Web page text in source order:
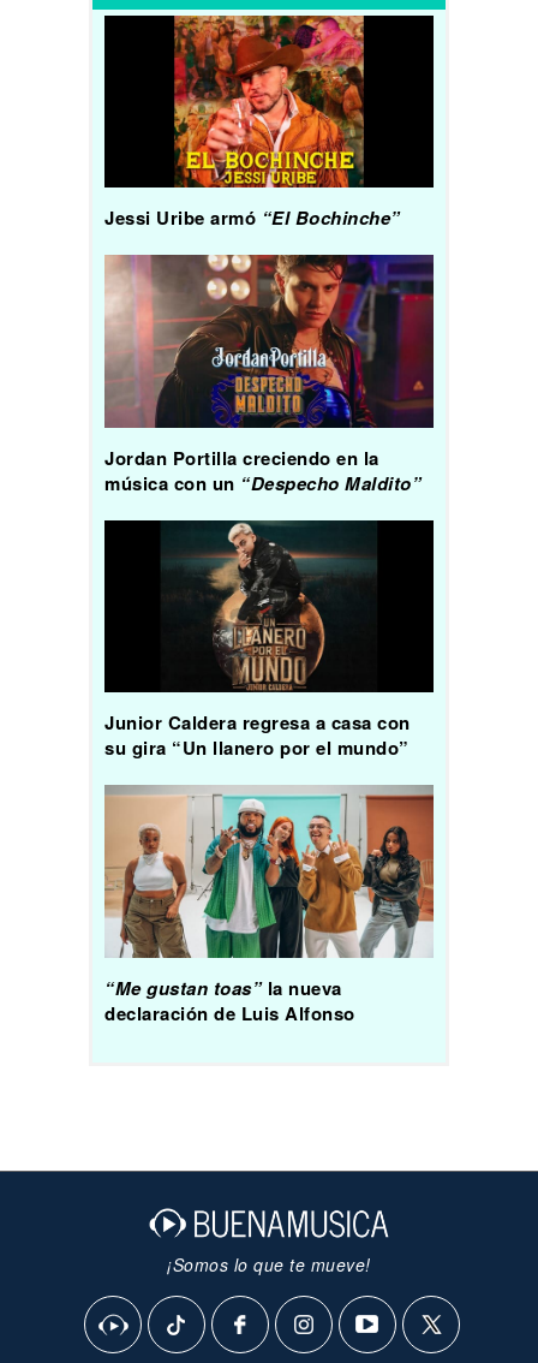
Jessi Uribe armó “El Bochinche”
Jordan Portilla creciendo en la
música con un “Despecho Maldito”
Junior Caldera regresa a casa con
su gira “Un llanero por el mundo”
“Me gustan toas”la nueva
declaración de Luis Alfonso
¡Somos lo que te mueve!